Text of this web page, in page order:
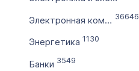
Электронная коммерция 36646
Энергетика 1130
Банки 3549